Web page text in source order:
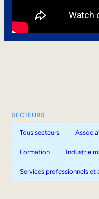
SECTEURS
Tous secteurs
Formation Industrie
Services professionnels et